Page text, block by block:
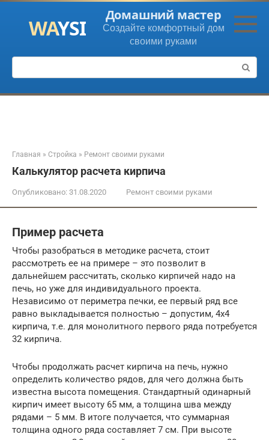
Перейти
контенту
Домашний мастер
Создайте комфортный дом
своими руками
Поиск:
Главная » Стройка » Ремонт своими руками
Калькулятор расчета кирпича
Опубликовано: 31.08.2020 Ремонт своими руками
Пример расчета
Чтобы разобраться в методике расчета, стоит
рассмотреть ее на примере – это позволит в
дальнейшем рассчитать, сколько кирпичей надо на
печь, но уже для индивидуального проекта.
Независимо от периметра печки, ее первый ряд все
равно выкладывается полностью – допустим, 4х4
кирпича, т.е. для монолитного первого ряда потребуется
32 кирпича.
Чтобы продолжать расчет кирпича на печь, нужно
определить количество рядов, для чего должна быть
известна высота помещения. Стандартный одинарный
кирпич имеет высоту 65 мм, а толщина шва между
рядами – 5 мм. В итоге получается, что суммарная
толщина одного ряда составляет 7 см. При высоте